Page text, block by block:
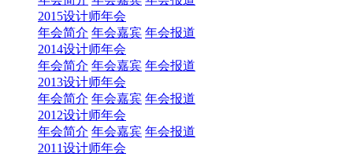
2015设计师年会
年会简介 年会嘉宾 年会报道
2014设计师年会
年会简介 年会嘉宾 年会报道
2013设计师年会
年会简介 年会嘉宾 年会报道
2012设计师年会
年会简介 年会嘉宾 年会报道
2011设计师年会